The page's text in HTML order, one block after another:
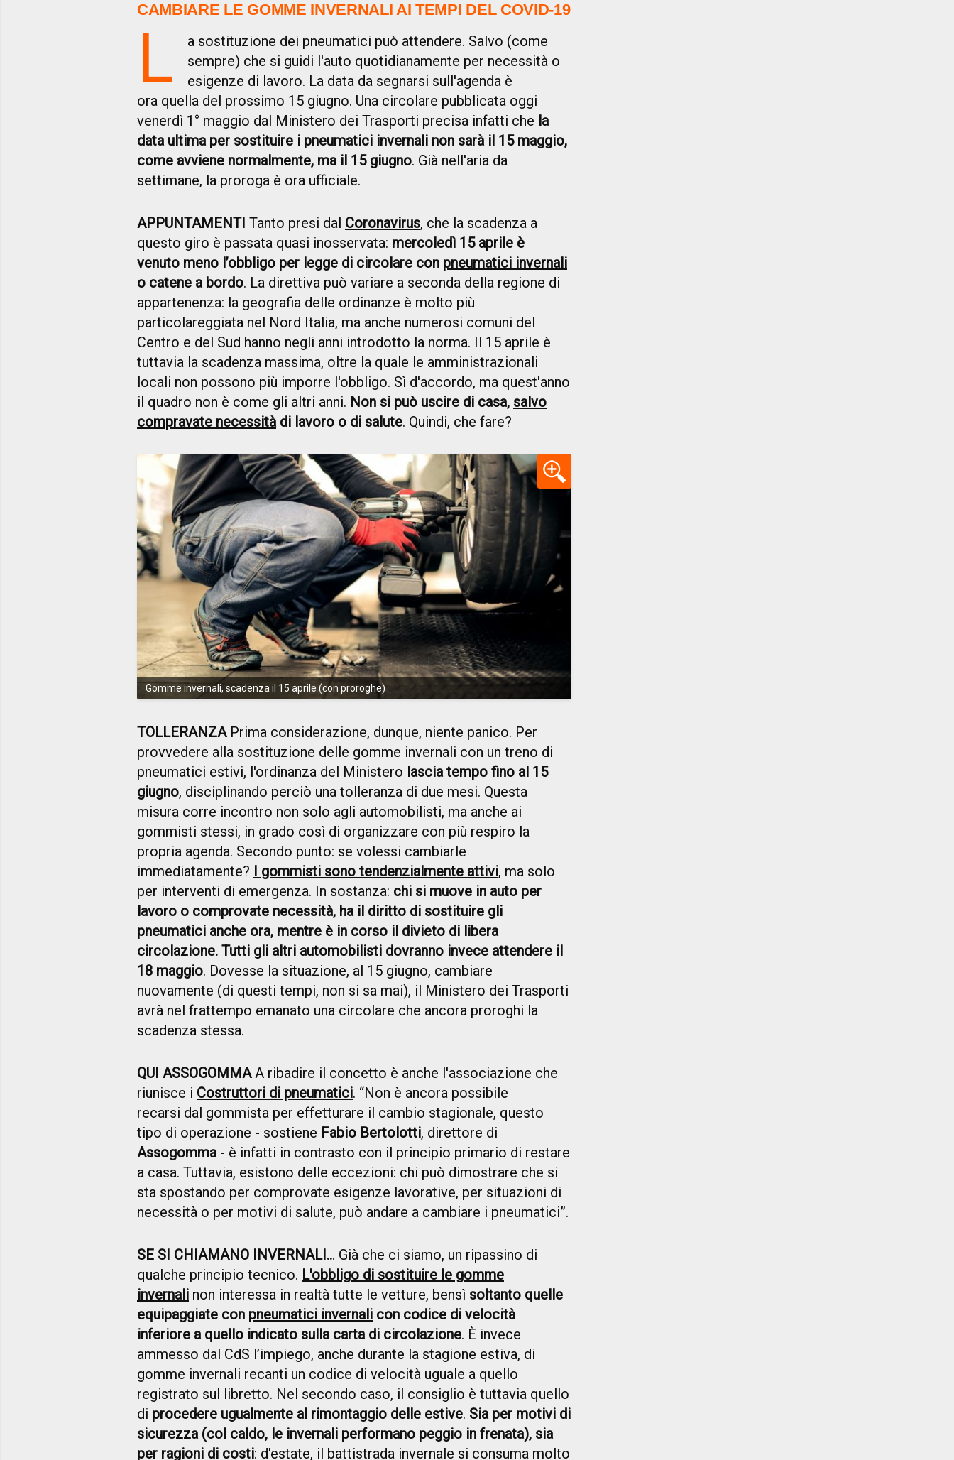
CAMBIARE LE GOMME INVERNALI AI TEMPI DEL COVID-19
L
a sostituzione dei pneumatici può attendere. Salvo (come
sempre) che si guidi l'auto quotidianamente per necessità o
esigenze di lavoro. La data da segnarsi sull'agenda è
ora quella del prossimo 15 giugno. Una circolare pubblicata oggi
venerdì 1° maggio dal Ministero dei Trasporti precisa infatti che la
data ultima per sostituire i pneumatici invernali non sarà il 15 maggio,
come avviene normalmente, ma il 15 giugno. Già nell'aria da
settimane, la proroga è ora ufficiale.
APPUNTAMENTI Tanto presi dal Coronavirus, che la scadenza a
questo giro è passata quasi inosservata: mercoledì 15 aprile è
venuto meno l’obbligo per legge di circolare con pneumatici invernali
o catene a bordo. La direttiva può variare a seconda della regione di
appartenenza: la geografia delle ordinanze è molto più
particolareggiata nel Nord Italia, ma anche numerosi comuni del
Centro e del Sud hanno negli anni introdotto la norma. Il 15 aprile è
tuttavia la scadenza massima, oltre la quale le amministrazionali
locali non possono più imporre l'obbligo. Sì d'accordo, ma quest'anno
il quadro non è come gli altri anni. Non si può uscire di casa, salvo
compravate necessitàdi lavoro o di salute. Quindi, che fare?
Gomme invernali, scadenza il 15 aprile (con proroghe)
TOLLERANZAPrima considerazione, dunque, niente panico. Per
provvedere alla sostituzione delle gomme invernali con un treno di
pneumatici estivi, l'ordinanza del Ministero lascia tempo fino al 15
giugno, disciplinando perciò una tolleranza di due mesi. Questa
misura corre incontro non solo agli automobilisti, ma anche ai
gommisti stessi, in grado così di organizzare con più respiro la
propria agenda. Secondo punto: se volessi cambiarle
immediatamente? I gommisti sono tendenzialmente attivi, ma solo
per interventi di emergenza. In sostanza: chi si muove in auto per
lavoro o comprovate necessità, ha il diritto di sostituire gli
pneumatici anche ora, mentre è in corso il divieto di libera
circolazione. Tutti gli altri automobilisti dovranno invece attendere il
18 maggio. Dovesse la situazione, al 15 giugno, cambiare
nuovamente (di questi tempi, non si sa mai), il Ministero dei Trasporti
avrà nel frattempo emanato una circolare che ancora proroghi la
scadenza stessa.
QUI ASSOGOMMAA ribadire il concetto è anche l'associazione che
riunisce i Costruttori di pneumatici. “Non è ancora possibile
recarsi dal gommista per effetturare il cambio stagionale, questo
tipo di operazione - sostiene Fabio Bertolotti, direttore di
Assogomma - è infatti in contrasto con il principio primario di restare
a casa. Tuttavia, esistono delle eccezioni: chi può dimostrare che si
sta spostando per comprovate esigenze lavorative, per situazioni di
necessità o per motivi di salute, può andare a cambiare i pneumatici”.
SE SI CHIAMANO INVERNALI... Già che ci siamo, un ripassino di
qualche principio tecnico. L'obbligo di sostituire le gomme
invernali non interessa in realtà tutte le vetture, bensì soltanto quelle
equipaggiate con pneumatici invernali con codice di velocità
inferiore a quello indicato sulla carta di circolazione. È invece
ammesso dal CdS l’impiego, anche durante la stagione estiva, di
gomme invernali recanti un codice di velocità uguale a quello
registrato sul libretto. Nel secondo caso, il consiglio è tuttavia quello
di procedere ugualmente al rimontaggio delle estive. Sia per motivi di
sicurezza (col caldo, le invernali performano peggio in frenata), sia
per ragioni di costi: d'estate, il battistrada invernale si consuma molto